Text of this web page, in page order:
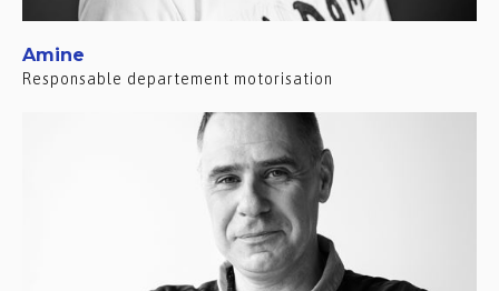
Amine
Responsable departement motorisation